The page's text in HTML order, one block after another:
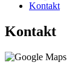
Kontakt
Kontakt